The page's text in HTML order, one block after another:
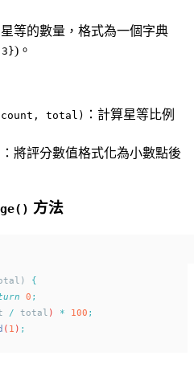
星等的數量，格式為一個字典
)。
total) ：計算星等比例
：將評分數值格式化為小數點後
方法
{
0 ;
/ total ) * 100 ;
( 1 ) ;